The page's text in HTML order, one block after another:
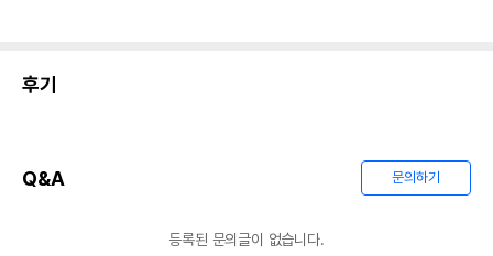
후기
Q&A 문의하기
등록된 문의글이 없습니다.